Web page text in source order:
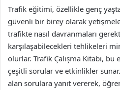
Trafik eğitimi, özellikle genç
güvenli bir birey olarak
trafikte nasıl davranmaları
karşılaşabilecekleri tehlikeleri
olurlar. Trafik Çalışma Kitabı,
çeşitli sorular ve etkinlikler
alan sorulara yanıt vererek,